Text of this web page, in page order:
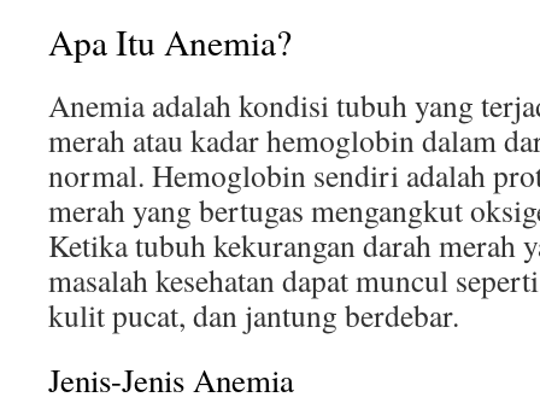
Apa Itu Anemia?
Anemia adalah kondisi tubuh yang
merah atau kadar hemoglobin dalam
normal. Hemoglobin sendiri adalah
merah yang bertugas mengangkut
Ketika tubuh kekurangan darah merah
masalah kesehatan dapat muncul
kulit pucat, dan jantung berdebar.
Jenis-Jenis Anemia